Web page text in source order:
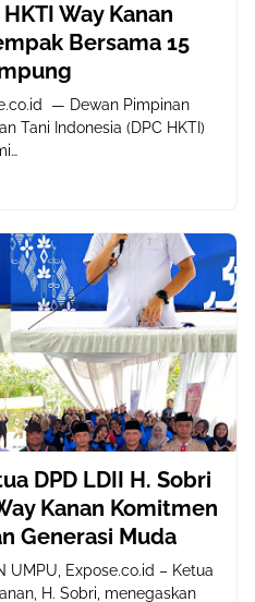
Way Kanan
Bersama 15
— Dewan Pimpinan
Tani Indonesia (DPC HKTI)
DPD LDII H. Sobri
Kanan Komitmen
Generasi Muda
UMPU, Expose.co.id – Ketua
H. Sobri, menegaskan